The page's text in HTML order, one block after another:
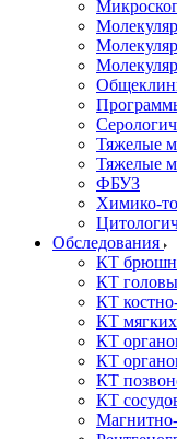
Тяжелые
Тяжелые
ФБУЗ
Химико-
Обследования
КТ
КТ головы
КТ
КТ
КТ
КТ
КТ
КТ
Магнитно-